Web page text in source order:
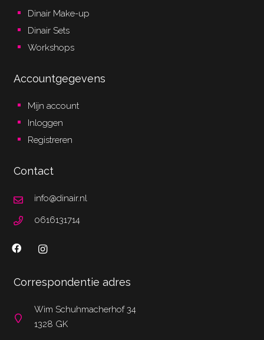
Dinair Make-up
Dinair Sets
Workshops
Accountgegevens
Mijn account
Inloggen
Registreren
Contact
info@dinair.nl
0616131714
Correspondentie adres
Wim Schuhmacherhof 34
1328 GK